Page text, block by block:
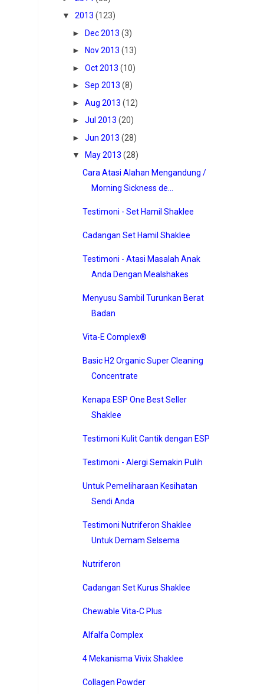
▼
2013 (123)
►
Dec 2013 (3)
►
Nov 2013 (13)
► Oct 2013 (10)
► Sep 2013 (8)
► Aug 2013 (12)
► Jul 2013 (20)
► Jun 2013 (28)
▼
May 2013 (28)
Cara Atasi Alahan Mengandung /
Morning Sickness de...
Testimoni - Set Hamil Shaklee
Cadangan Set Hamil Shaklee
Testimoni - Atasi Masalah Anak
Anda Dengan Mealshakes
Menyusu Sambil Turunkan Berat
Badan
Vita-E Complex®
Basic H2 Organic Super Cleaning
Concentrate
Kenapa ESP One Best Seller
Shaklee
Testimoni Kulit Cantik dengan ESP
Testimoni - Alergi Semakin Pulih
Untuk Pemeliharaan Kesihatan
Sendi Anda
Testimoni Nutriferon Shaklee
Untuk Demam Selsema
Nutriferon
Cadangan Set Kurus Shaklee
Chewable Vita-C Plus
Alfalfa Complex
4 Mekanisma Vivix Shaklee
Collagen Powder